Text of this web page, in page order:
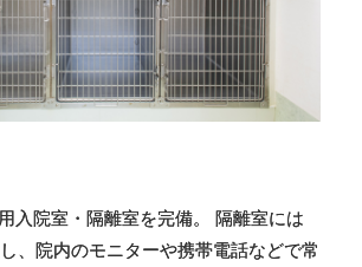
入院室・隔離室を完備。 隔離室には
、院内のモニターや携帯電話などで常